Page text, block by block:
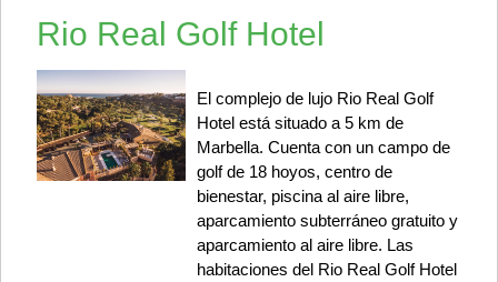
Rio Real Golf Hotel
El complejo de lujo Rio Real Golf
Hotel está situado a 5 km de
Marbella. Cuenta con un campo de
golf de 18 hoyos, centro de
bienestar, piscina al aire libre,
aparcamiento subterráneo gratuito y
aparcamiento al aire libre. Las
habitaciones del Rio Real Golf Hotel